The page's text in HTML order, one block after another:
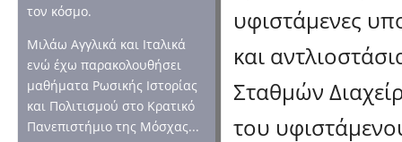
τον κόσμο.
Μιλάω Αγγλικά και Ιταλικά
ενώ έχω παρακολουθήσει
μαθήματα Ρωσικής Ιστορίας
και Πολιτισμού στο Κρατικό
Πανεπιστήμιο της Μόσχας...
υφιστάμενες
και
Σταθμών
του